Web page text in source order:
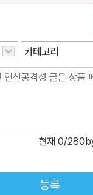
냈기에 아주 만족했다.
하던 포토그래퍼, 사
처럼 꾸밈이 없고 담백
지 않은 채 작품 활동
의 성공을 그리 대단하
세상에 이름을 알리
했던 그의 철학을 잘 보여
저널리즘의 대명사
사진을 선택했다. 보도
카테고리
현재 0/
등록